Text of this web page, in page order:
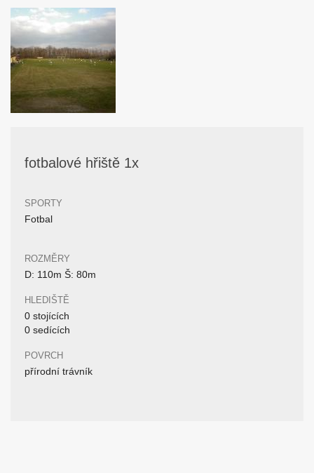
fotbalové hřiště 1x
SPORTY
Fotbal
ROZMĚRY
D: 110m Š: 80m
HLEDIŠTĚ
0 stojících
0 sedících
POVRCH
přírodní trávník